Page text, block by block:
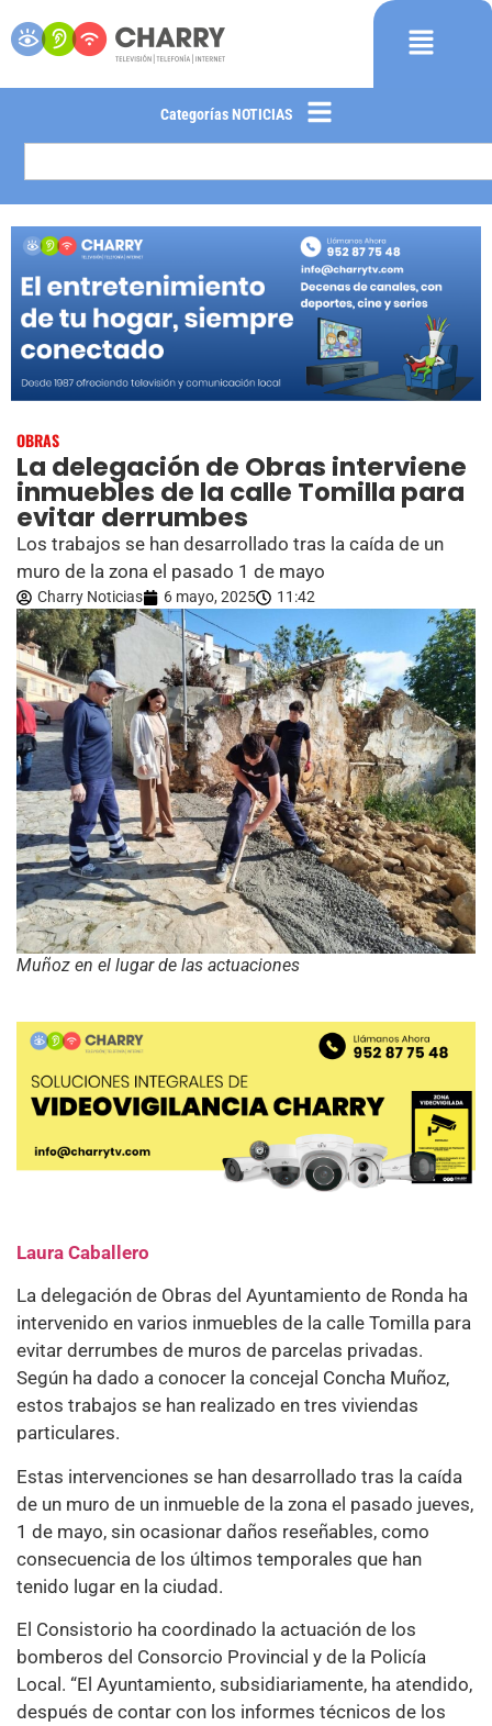
Categorías NOTICIAS
OBRAS
La delegación de Obras interviene
inmuebles de la calle Tomilla para
evitar derrumbes
Los trabajos se han desarrollado tras la caída de un
muro de la zona el pasado 1 de mayo
Charry Noticias 6 mayo, 2025 11:42
Muñoz en el lugar de las actuaciones
Laura Caballero
La delegación de Obras del Ayuntamiento de Ronda ha
intervenido en varios inmuebles de la calle Tomilla para
evitar derrumbes de muros de parcelas privadas.
Según ha dado a conocer la concejal Concha Muñoz,
estos trabajos se han realizado en tres viviendas
particulares.
Estas intervenciones se han desarrollado tras la caída
de un muro de un inmueble de la zona el pasado jueves,
1 de mayo, sin ocasionar daños reseñables, como
consecuencia de los últimos temporales que han
tenido lugar en la ciudad.
El Consistorio ha coordinado la actuación de los
bomberos del Consorcio Provincial y de la Policía
Local. “El Ayuntamiento, subsidiariamente, ha atendido,
después de contar con los informes técnicos de los